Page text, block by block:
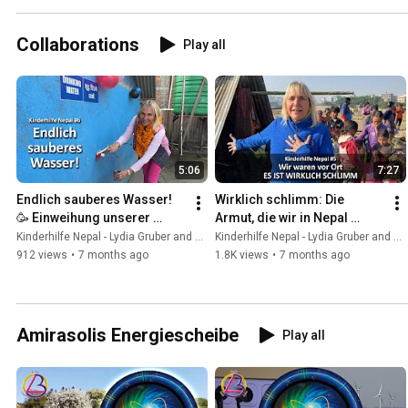
Collaborations Play all
5:06
Endlich sauberes Wasser!
🥳 Einweihung unserer
Wasserfilter-Anlage in
Nepal! (Kinderhilfe Nepal
Kinderhilfe Nepal - Lydia Gruber and Amirasolis - Lydia Gruber
912 views • 7 months ago
7:27
Wirklich schlimm: Die
Armut, die wir in Nepal
sehen mussten! 😥
(Kindehilfe Nepal #5 -
Kinderhilfe Nepal - Lydia Gruber and Amirasolis - Lydia Gruber
1.8K views • 7 months ago
Amirasolis Energiescheibe Play all